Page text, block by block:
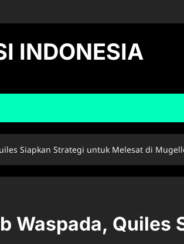
INDONESIA
Siapkan Strategi untuk Melesat di
Waspada,